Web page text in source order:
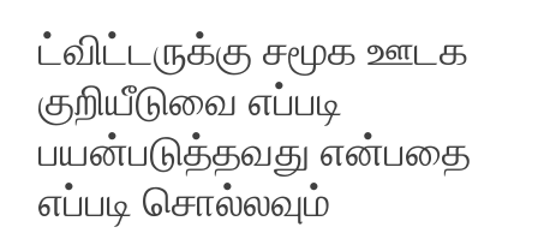
ட்விட்டருக்கு சமூக ஊடக
குறியீடுவை எப்படி
பயன்படுத்தவது என்பதை
எப்படி சொல்லவும்